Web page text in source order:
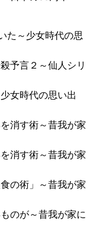
た～少女時代の思
予言２～仙人シリ
女時代の思い出
消す術～昔我が家
消す術～昔我が家
の術」～昔我が家
のが～昔我が家に